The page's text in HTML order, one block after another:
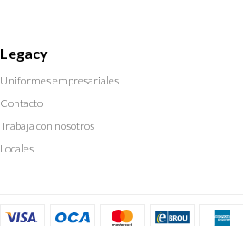
Legacy
Uniformes empresariales
Contacto
Trabaja con nosotros
Locales